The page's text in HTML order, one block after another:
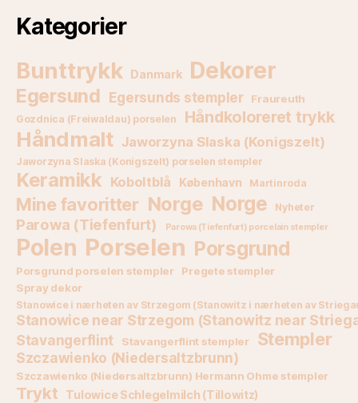
Kategorier
Bunttrykk
Danmark Dekorer
Egersund Egersunds stempler Fraureuth
Gozdnica (Freiwaldau) porselen Håndkoloreret trykk
Håndmalt Jaworzyna Slaska (Konigszelt)
Jaworzyna Slaska (Konigszelt) porselen stempler
Keramikk Koboltblå København Martinroda
Mine favoritter Norge Norge Nyheter
Parowa (Tiefenfurt) Parowa (Tiefenfurt) porcelain stempler
Polen Porselen Porsgrund
Porsgrund porselen stempler
Pregete stempler
Spray dekor
Stanowice i nærheten av Strzegom (Stanowitz i nærheten av
Stanowice near Strzegom (Stanowitz near
Stavangerflint
Stavangerflint stempler Stempler
Szczawienko (Niedersaltzbrunn)
Szczawienko (Niedersaltzbrunn) Hermann Ohme stempler
Trykt Tulowice Schlegelmilch (Tillowitz)